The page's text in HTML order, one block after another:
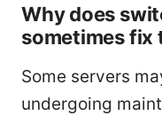
Why does
sometimes fix
Some servers
undergoing